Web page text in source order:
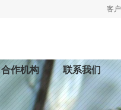
客
合作机构 联系我们